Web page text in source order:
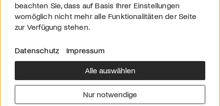
Über uns
Downloads
Werben
Impressum
beachten Sie, dass auf Basis Ihrer Einstellungen
womöglich nicht mehr alle Funktionalitäten der Seite
zur Verfügung stehen.
Datenschutz Impressum
Alle auswählen
Nur notwendige